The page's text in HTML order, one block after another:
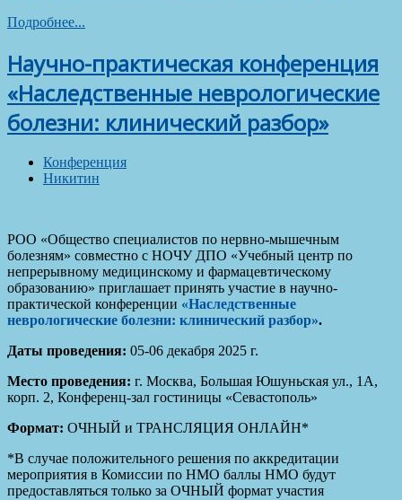
Подробнее...
Научно-практическая конференция
«Наследственные неврологические
болезни: клинический разбор»
Конференция
Никитин
РОО «Общество специалистов по нервно-мышечным
болезням» совместно с НОЧУ ДПО «Учебный центр по
непрерывному медицинскому и фармацевтическому
образованию» приглашает принять участие в научно-
практической конференции «Наследственные
неврологические болезни: клинический разбор».
Даты проведения: 05-06 декабря 2025 г.
Место проведения: г. Москва, Большая Юшуньская ул., 1А,
корп. 2, Конференц-зал гостиницы «Севастополь»
Формат: ОЧНЫЙ и ТРАНСЛЯЦИЯ ОНЛАЙН*
*В случае положительного решения по аккредитации
мероприятия в Комиссии по НМО баллы НМО будут
предоставляться только за ОЧНЫЙ формат участия